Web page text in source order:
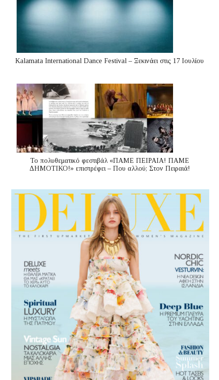
Kalamata International Dance Festival – Ξεκινάει στις 17 Ιουλίου
Το πολυθεματικό φεστιβάλ «ΠΑΜΕ ΠΕΙΡΑΙΑ! ΠΑΜΕ
ΔΗΜΟΤΙΚΟ!» επιστρέφει – Που αλλού; Στον Πειραιά!